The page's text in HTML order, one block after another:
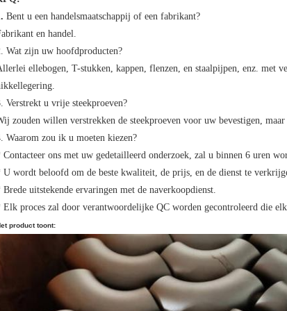
Bent u een handelsmaatschappij of een fabrikant?
en handel.
Wat zijn uw hoofdproducten?
ellebogen, T-stukken, kappen, flenzen, en staalpijpen, enz. met
Verstrekt u vrije steekproeven?
zouden willen verstrekken de steekproeven voor uw bevestigen,
Waarom zou ik u moeten kiezen?
Contacteer ons met uw gedetailleerd onderzoek, zal u binnen 6 uren
U wordt beloofd om de beste kwaliteit, de prijs, en de dienst te
Brede uitstekende ervaringen met de naverkoopdienst.
Elk proces zal door verantwoordelijke QC worden gecontroleerd die
product toont: